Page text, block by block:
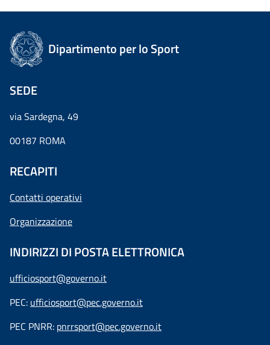
Dipartimento per lo Sport
SEDE
via Sardegna, 49
00187 ROMA
RECAPITI
Contatti operativi
Organizzazione
INDIRIZZI DI POSTA ELETTRONICA
ufficiosport@governo.it
PEC: ufficiosport@pec.governo.it
PEC PNRR: pnrrsport@pec.governo.it